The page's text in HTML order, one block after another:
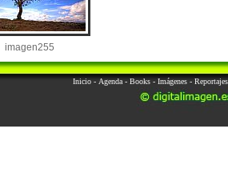
imagen255
Inicio - Agenda - Books - Imágenes - Reportajes